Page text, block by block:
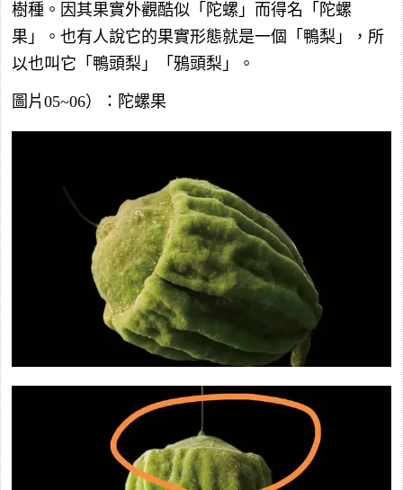
樹種。因其果實外觀酷似「陀螺」而得名「陀螺
果」。也有人說它的果實形態就是一個「鴨梨」，所
以也叫它「鴨頭梨」「鴉頭梨」。
圖片05~06）：陀螺果